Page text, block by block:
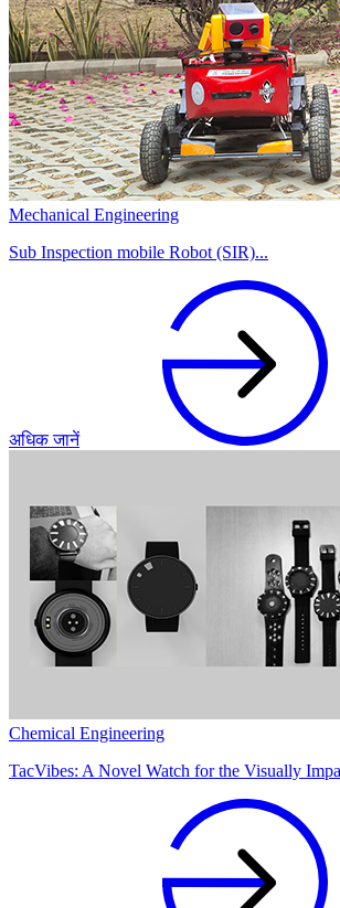
Mechanical Engineering
Sub Inspection mobile Robot (SIR)...
अधिक जानें
Chemical Engineering
TacVibes: A Novel Watch for the Visually